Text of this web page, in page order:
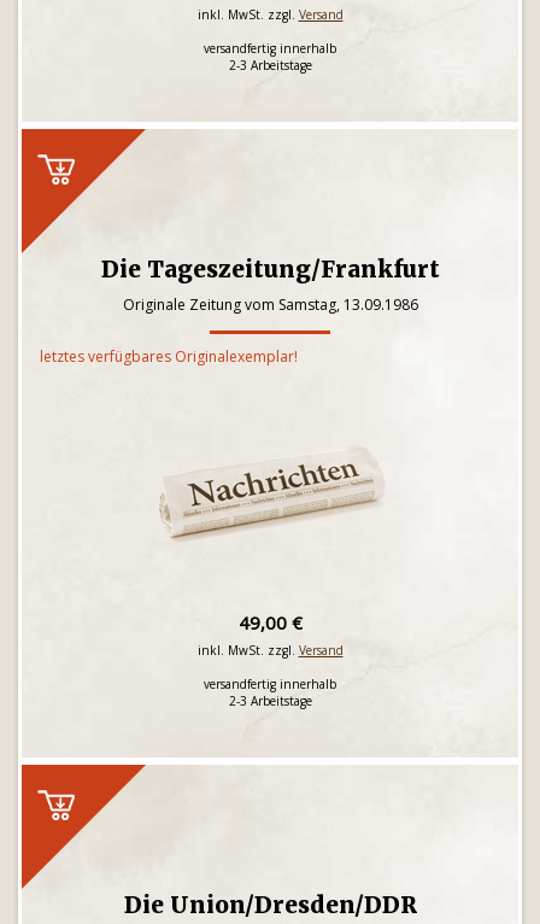
inkl. MwSt. zzgl. Versand
versandfertig innerhalb
2-3 Arbeitstage
Die Tageszeitung/Frankfurt
Originale Zeitung vom Samstag, 13.09.1986
letztes verfügbares Originalexemplar!
49,00 €
inkl. MwSt. zzgl. Versand
versandfertig innerhalb
2-3 Arbeitstage
Die Union/Dresden/DDR